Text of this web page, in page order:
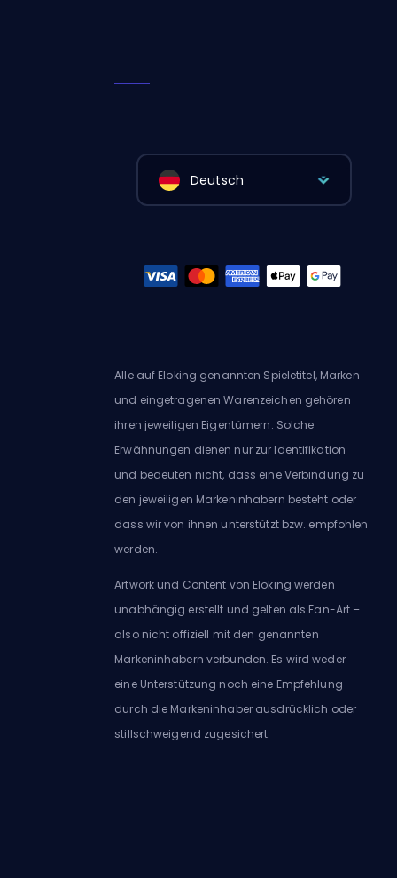
Deutsch
Alle auf Eloking genannten Spieletitel, Marken
und eingetragenen Warenzeichen gehören
ihren jeweiligen Eigentümern. Solche
Erwähnungen dienen nur zur Identifikation
und bedeuten nicht, dass eine Verbindung zu
den jeweiligen Markeninhabern besteht oder
dass wir von ihnen unterstützt bzw. empfohlen
werden.
Artwork und Content von Eloking werden
unabhängig erstellt und gelten als Fan-Art –
also nicht offiziell mit den genannten
Markeninhabern verbunden. Es wird weder
eine Unterstützung noch eine Empfehlung
durch die Markeninhaber ausdrücklich oder
stillschweigend zugesichert.